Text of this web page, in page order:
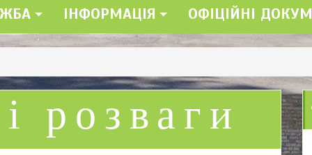
ІНФОРМАЦІЯ ОФІЦІЙНІ
розваги